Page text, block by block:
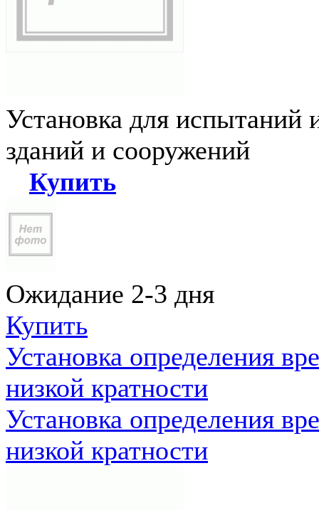
Установка для испытаний
зданий и сооружений
Купить
Ожидание 2-3 дня
Купить
Установка определения
низкой кратности
Установка определения
низкой кратности